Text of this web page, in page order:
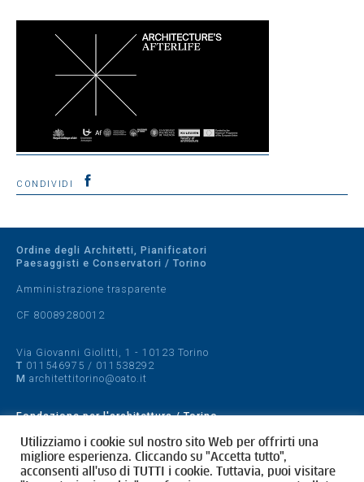
CONDIVIDI
Ordine degli Architetti, Pianificatori
Paesaggisti e Conservatori / Torino
Amministrazione trasparente
CF 80089280012
Via Giovanni Giolitti, 1 - 10123 Torino
T 011546975 / 011538292
M architettitorino@oato.it
Fondazione per l'architettura / Torino
Designed by quattrolinee.it
Cookie Policy
Utilizziamo i cookie sul nostro sito Web per offrirti una
migliore esperienza. Cliccando su "Accetta tutto",
acconsenti all'uso di TUTTI i cookie. Tuttavia, puoi visitare